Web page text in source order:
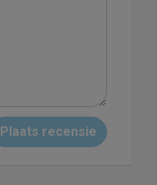
Plaats recensie